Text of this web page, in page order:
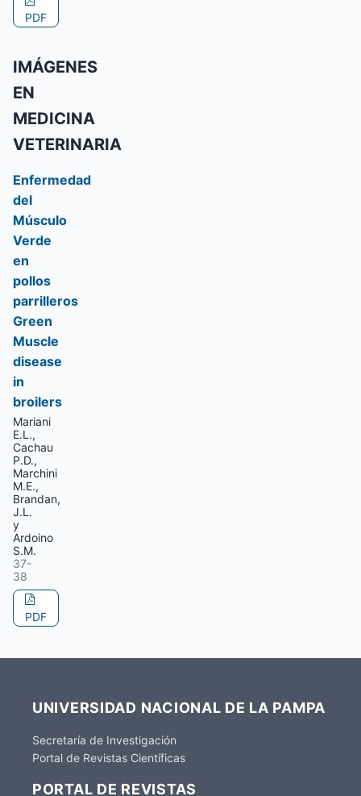
PDF
IMÁGENES
EN
MEDICINA
VETERINARIA
Enfermedad
del
Músculo
Verde
en
pollos
parrilleros
Green
Muscle
disease
in
broilers
Mariani
E.L.,
Cachau
P.D.,
Marchini
M.E.,
Brandan,
J.L.
y
Ardoino
S.M.
37-
38
PDF
UNIVERSIDAD NACIONAL DE LA PAMPA
Secretaría de Investigación
Portal de Revistas Científicas
PORTAL DE REVISTAS